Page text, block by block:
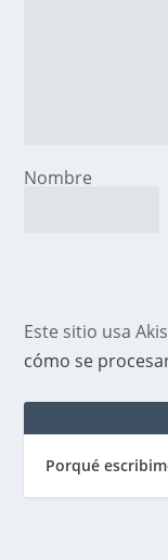
Nombre
Este sitio usa
cómo se
Porqué